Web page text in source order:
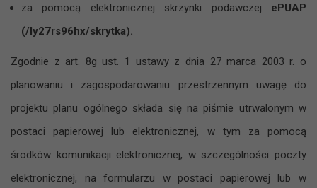
za pomocą elektronicznej skrzynki podawczej ePUAP
(/ly27rs96hx/skrytka).
Zgodnie z art. 8g ust. 1 ustawy z dnia 27 marca 2003 r. o
planowaniu i zagospodarowaniu przestrzennym uwagę do
projektu planu ogólnego składa się na piśmie utrwalonym w
postaci papierowej lub elektronicznej, w tym za pomocą
środków komunikacji elektronicznej, w szczególności poczty
elektronicznej, na formularzu w postaci papierowej lub w